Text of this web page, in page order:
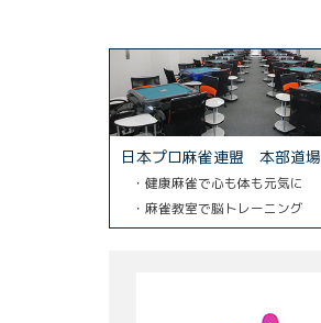
日本プロ麻雀連盟 本部道場
・健康麻雀で心も体も元気に
・麻雀教室で脳トレーニング